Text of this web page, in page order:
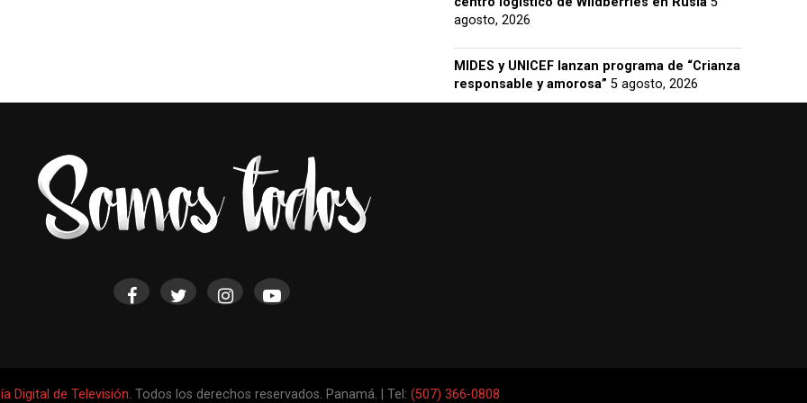
agosto, 2026
MIDES y UNICEF lanzan programa de “Crianza
responsable y amorosa” 5 agosto, 2026
Digital de Televisión. Todos los derechos reservados. Panamá. | Tel: (507) 366-0808